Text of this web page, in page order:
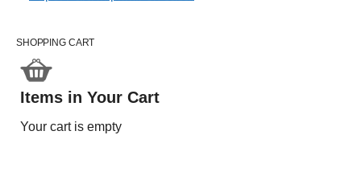
SHOPPING CART
Items in Your Cart
Your cart is empty